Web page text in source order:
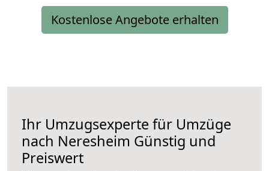
Kostenlose Angebote erhalten
Ihr Umzugsexperte für Umzüge
nach Neresheim Günstig und
Preiswert